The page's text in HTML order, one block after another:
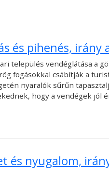
és pihenés, irány
település vendéglátása a
fogásokkal csábítják a
nyaralók sűrűn
hogy a vendégek jól
és nyugalom,